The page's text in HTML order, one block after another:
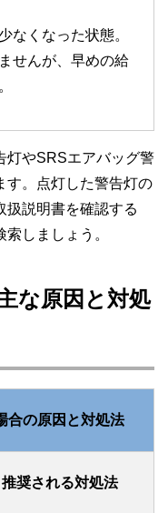
なくなった状態。
せんが、早めの給
灯やSRSエアバッグ警
す。点灯した警告灯の
扱説明書を確認する
しましょう。
な原因と対処
合の原因と対処法
推奨される対処法